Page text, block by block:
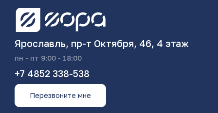
Ярославль, пр-т Октября, 46, 4 этаж
пн - пт 9:00 - 18:00
+7 4852 338-538
Перезвоните мне